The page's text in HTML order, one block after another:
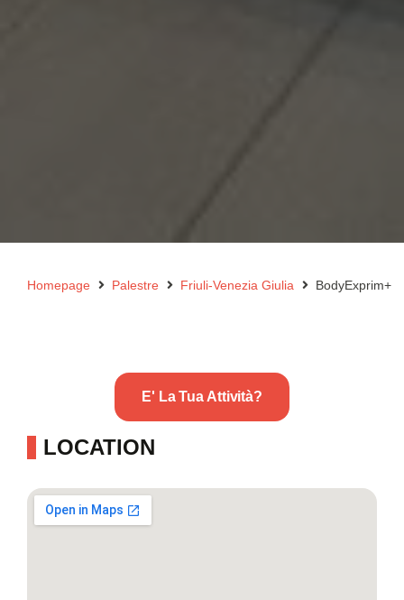
Homepage Palestre Friuli-Venezia Giulia BodyExprim+
E' La Tua Attività?
LOCATION